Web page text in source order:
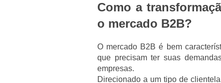
Como a
o mercado B2B?
O mercado B2B é bem
que precisam ter suas
empresas.
Direcionado a um tipo de